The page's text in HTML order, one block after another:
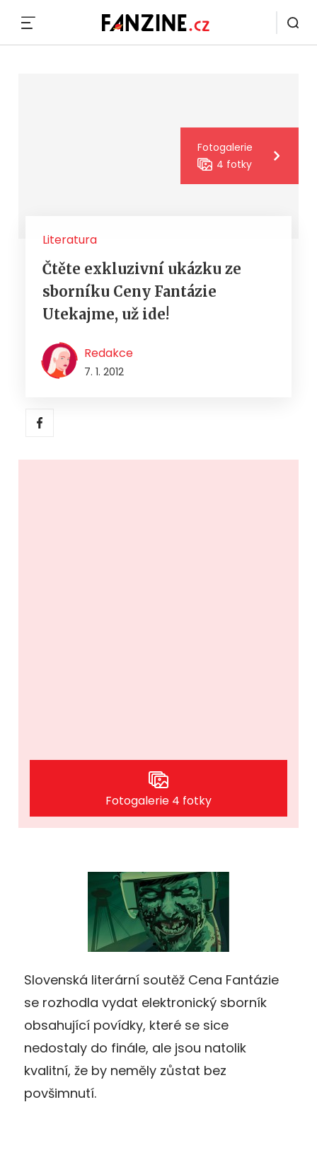
Fotogalerie
4 fotky
Literatura
Čtěte exkluzivní ukázku ze
sborníku Ceny Fantázie
Utekajme, už ide!
Redakce
7. 1. 2012
Fotogalerie 4 fotky
Slovenská literární soutěž Cena Fantázie
se rozhodla vydat elektronický sborník
obsahující povídky, které se sice
nedostaly do finále, ale jsou natolik
kvalitní, že by neměly zůstat bez
povšimnutí.